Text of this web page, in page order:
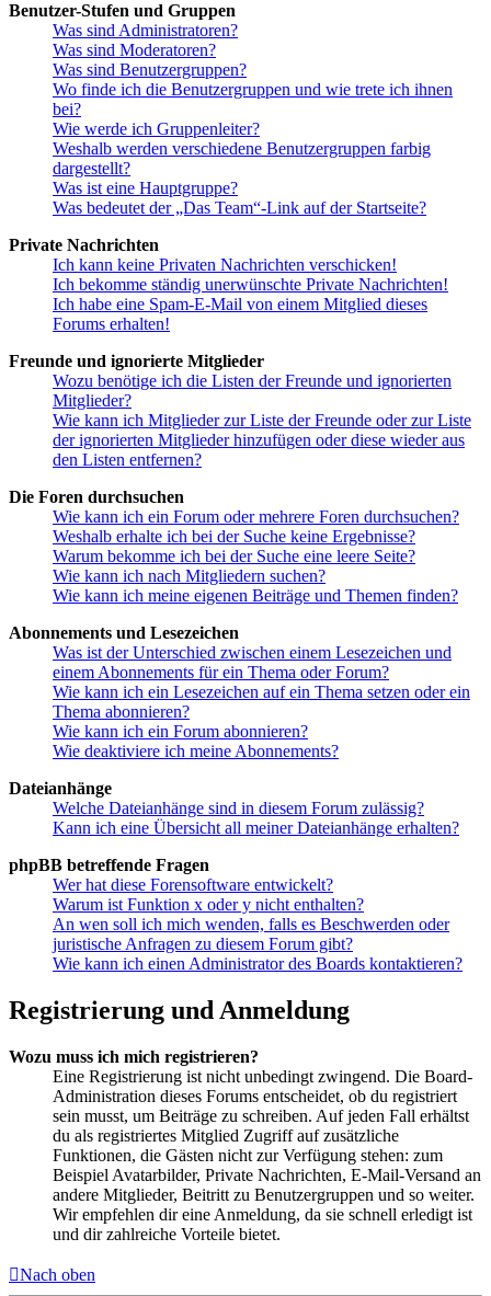
Benutzer-Stufen und Gruppen
Was sind Administratoren?
Was sind Moderatoren?
Was sind Benutzergruppen?
Wo finde ich die Benutzergruppen und wie trete ich ihnen
bei?
Wie werde ich Gruppenleiter?
Weshalb werden verschiedene Benutzergruppen farbig
dargestellt?
Was ist eine Hauptgruppe?
Was bedeutet der „Das Team“-Link auf der Startseite?
Private Nachrichten
Ich kann keine Privaten Nachrichten verschicken!
Ich bekomme ständig unerwünschte Private Nachrichten!
Ich habe eine Spam-E-Mail von einem Mitglied dieses
Forums erhalten!
Freunde und ignorierte Mitglieder
Wozu benötige ich die Listen der Freunde und ignorierten
Mitglieder?
Wie kann ich Mitglieder zur Liste der Freunde oder zur Liste
der ignorierten Mitglieder hinzufügen oder diese wieder aus
den Listen entfernen?
Die Foren durchsuchen
Wie kann ich ein Forum oder mehrere Foren durchsuchen?
Weshalb erhalte ich bei der Suche keine Ergebnisse?
Warum bekomme ich bei der Suche eine leere Seite?
Wie kann ich nach Mitgliedern suchen?
Wie kann ich meine eigenen Beiträge und Themen finden?
Abonnements und Lesezeichen
Was ist der Unterschied zwischen einem Lesezeichen und
einem Abonnements für ein Thema oder Forum?
Wie kann ich ein Lesezeichen auf ein Thema setzen oder ein
Thema abonnieren?
Wie kann ich ein Forum abonnieren?
Wie deaktiviere ich meine Abonnements?
Dateianhänge
Welche Dateianhänge sind in diesem Forum zulässig?
Kann ich eine Übersicht all meiner Dateianhänge erhalten?
phpBB betreffende Fragen
Wer hat diese Forensoftware entwickelt?
Warum ist Funktion x oder y nicht enthalten?
An wen soll ich mich wenden, falls es Beschwerden oder
juristische Anfragen zu diesem Forum gibt?
Wie kann ich einen Administrator des Boards kontaktieren?
Registrierung und Anmeldung
Wozu muss ich mich registrieren?
Eine Registrierung ist nicht unbedingt zwingend. Die Board-
Administration dieses Forums entscheidet, ob du registriert
sein musst, um Beiträge zu schreiben. Auf jeden Fall erhältst
du als registriertes Mitglied Zugriff auf zusätzliche
Funktionen, die Gästen nicht zur Verfügung stehen: zum
Beispiel Avatarbilder, Private Nachrichten, E-Mail-Versand an
andere Mitglieder, Beitritt zu Benutzergruppen und so weiter.
Wir empfehlen dir eine Anmeldung, da sie schnell erledigt ist
und dir zahlreiche Vorteile bietet.
Nach oben